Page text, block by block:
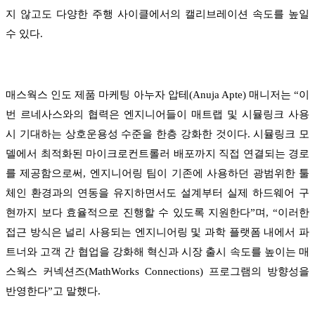
지 않고도 다양한 주행 사이클에서의 캘리브레이션 속도를 높일
수 있다.
매스웍스 인도 제품 마케팅 아누자 압테(Anuja Apte) 매니저는 “이
번 르네사스와의 협력은 엔지니어들이 매트랩 및 시뮬링크 사용
시 기대하는 상호운용성 수준을 한층 강화한 것이다. 시뮬링크 모
델에서 최적화된 마이크로컨트롤러 배포까지 직접 연결되는 경로
를 제공함으로써, 엔지니어링 팀이 기존에 사용하던 광범위한 툴
체인 환경과의 연동을 유지하면서도 설계부터 실제 하드웨어 구
현까지 보다 효율적으로 진행할 수 있도록 지원한다”며, “이러한
접근 방식은 널리 사용되는 엔지니어링 및 과학 플랫폼 내에서 파
트너와 고객 간 협업을 강화해 혁신과 시장 출시 속도를 높이는 매
스웍스 커넥션즈(MathWorks Connections) 프로그램의 방향성을
반영한다”고 말했다.